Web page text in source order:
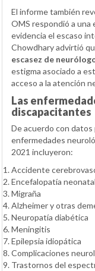
El informe también
OMS respondió a una
evidencia el escaso
Chowdhary advirtió
escasez de
estigma asociado a
acceso a la atención
Las
discapacitantes
De acuerdo con datos
enfermedades
2021 incluyeron:
Accidente
Encefalopatía neonatal
Migraña
Alzheimer y otras
Neuropatía diabética
Meningitis
Epilepsia idiopática
Complicaciones
Trastornos del